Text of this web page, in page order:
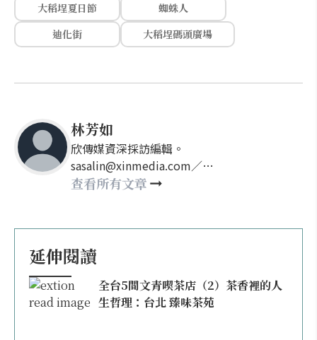
大稻埕夏日節
蜘蛛人
迪化街
大稻埕碼頭廣場
林芳如
欣傳媒資深採訪編輯。
sasalin@xinmedia.com／
happy21917@gmail.com
查看所有文章
延伸閱讀
全台5間文青喫茶店（2）茶香裡的人
生哲理：台北 臻味茶苑